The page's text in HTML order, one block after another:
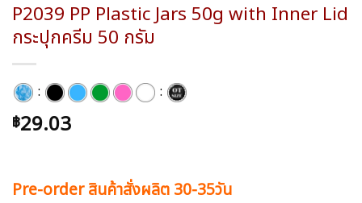
P2039 PP Plastic Jars 50g with Inner Lid
กระปุกครีม 50 กรัม
: :
฿29.03
Pre-order สินค้าสั่งผลิต 30-35วัน